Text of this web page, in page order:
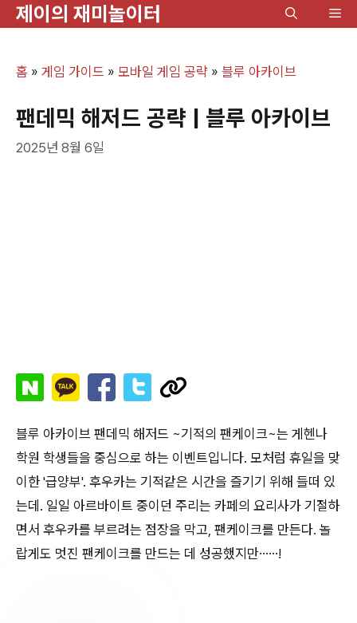
제이의 재미놀이터
메
홈 » 게임 가이드 » 모바일 게임 공략 » 블루 아카이브
팬데믹 해저드 공략 | 블루 아카이브
2025년 8월 6일
블루 아카이브 팬데믹 해저드 ~기적의 팬케이크~는 게헨나
학원 학생들을 중심으로 하는 이벤트입니다. 모처럼 휴일을 맞
이한 '급양부'. 후우카는 기적같은 시간을 즐기기 위해 들떠 있
는데. 일일 아르바이트 중이던 주리는 카페의 요리사가 기절하
면서 후우카를 부르려는 점장을 막고, 팬케이크를 만든다. 놀
랍게도 멋진 팬케이크를 만드는 데 성공했지만……!